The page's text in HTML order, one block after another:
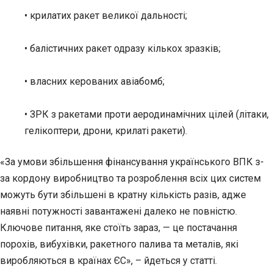
• крилатих ракет великої дальності;
• балістичних ракет одразу кількох зразків;
• власних керованих авіабомб;
• ЗРК з ракетами проти аеродинамічних цілей (літаки,
гелікоптери, дрони, крилаті ракети).
«За умови збільшення фінансування українського ВПК з-
за кордону виробництво та розроблення всіх цих систем
можуть бути збільшені в кратну кількість разів, адже
наявні потужності завантажені далеко не повністю.
Ключове питання, яке стоїть зараз, — це постачання
порохів, вибухівки, ракетного палива та металів, які
виробляються в країнах ЄС», – йдеться у статті.